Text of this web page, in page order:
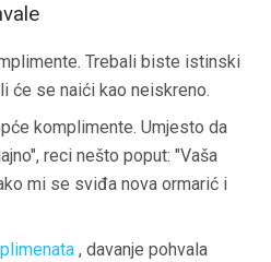
Trebali biste istinski
će se naići kao neiskreno.
komplimente. Umjesto da
reci nešto poput: "Vaša
mi se sviđa nova ormarić i
, davanje pohvala